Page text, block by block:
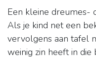
Een kleine dreumes-
Als je kind net een
vervolgens aan tafel
weinig zin heeft in